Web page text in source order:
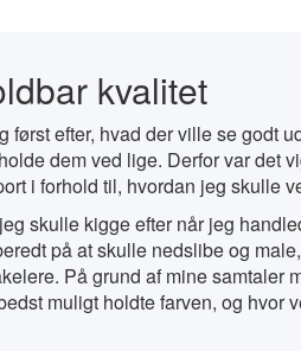
kvalitet
efter, hvad der ville se godt
dem ved lige. Derfor var det
i forhold til, hvordan jeg skulle
skulle kigge efter når jeg
på at skulle nedslibe og
På grund af mine samtaler
muligt holdte farven, og hvor